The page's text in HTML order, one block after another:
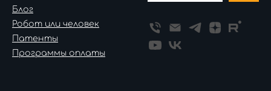
Блог
Робот или человек
Патенты
Программы оплаты